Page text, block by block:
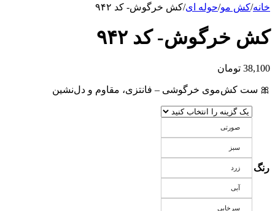
خانه/کش مو/حوله ای/کش خرگوش- کد ۹۴۲
کش خرگوش- کد ۹۴۲
38,100 تومان
🎀 ست کش‌موی خرگوشی – فانتزی، مقاوم و دل‌نشین
رنگ
صورتی
سبز
زرد
آبی
سرخابی